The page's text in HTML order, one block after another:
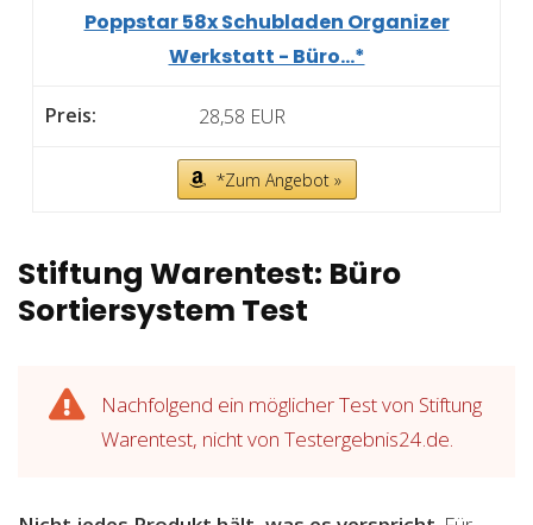
Poppstar 58x Schubladen Organizer
Werkstatt - Büro...*
28,58 EUR
*Zum Angebot »
Stiftung Warentest: Büro
Sortiersystem Test
Nachfolgend ein möglicher Test von Stiftung
Warentest, nicht von Testergebnis24.de.